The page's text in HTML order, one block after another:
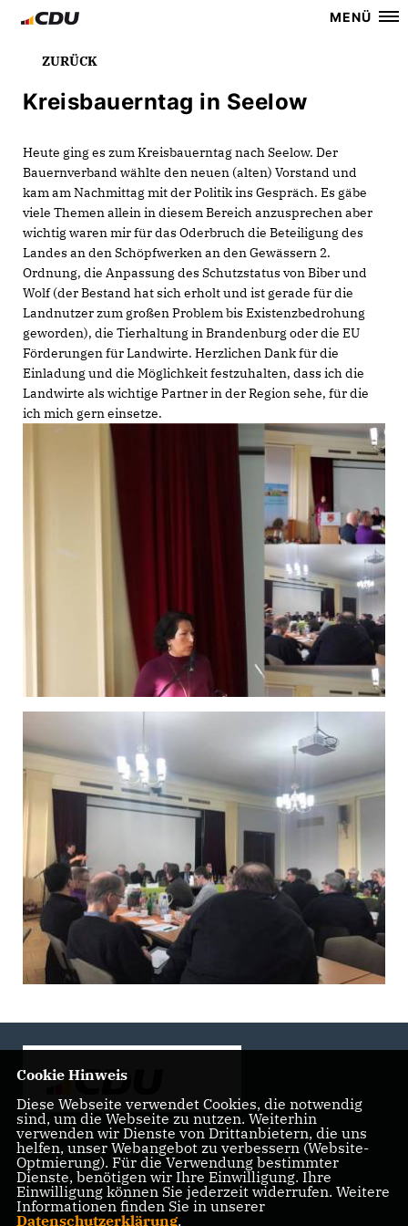
MENÜ
ZURÜCK
Kreisbauerntag in Seelow
Heute ging es zum Kreisbauerntag nach Seelow. Der
Bauernverband wählte den neuen (alten) Vorstand und
kam am Nachmittag mit der Politik ins Gespräch. Es gäbe
viele Themen allein in diesem Bereich anzusprechen aber
wichtig waren mir für das Oderbruch die Beteiligung des
Landes an den Schöpfwerken an den Gewässern 2.
Ordnung, die Anpassung des Schutzstatus von Biber und
Wolf (der Bestand hat sich erholt und ist gerade für die
Landnutzer zum großen Problem bis Existenzbedrohung
geworden), die Tierhaltung in Brandenburg oder die EU
Förderungen für Landwirte. Herzlichen Dank für die
Einladung und die Möglichkeit festzuhalten, dass ich die
Landwirte als wichtige Partner in der Region sehe, für die
ich mich gern einsetze.
Landtagsabgeordnete der CDU Fraktion im Landtag
Brandenburg
Cookie Hinweis
Diese Webseite verwendet Cookies, die notwendig
sind, um die Webseite zu nutzen. Weiterhin
verwenden wir Dienste von Drittanbietern, die uns
helfen, unser Webangebot zu verbessern (Website-
Optmierung). Für die Verwendung bestimmter
Dienste, benötigen wir Ihre Einwilligung. Ihre
Einwilligung können Sie jederzeit widerrufen. Weitere
Informationen finden Sie in unserer
Datenschutzerklärung.